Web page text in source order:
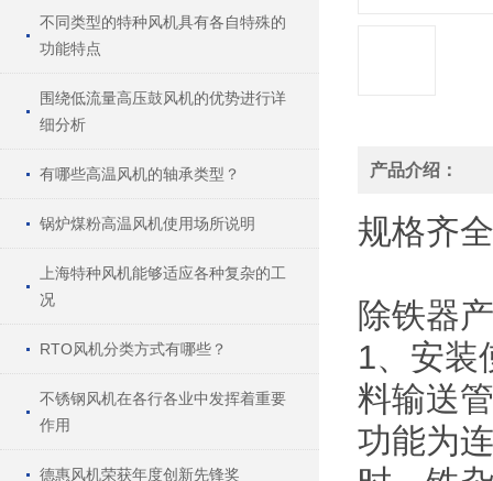
不同类型的特种风机具有各自特殊的
功能特点
围绕低流量高压鼓风机的优势进行详
细分析
有哪些高温风机的轴承类型？
锅炉煤粉高温风机使用场所说明
上海特种风机能够适应各种复杂的工
况
RTO风机分类方式有哪些？
不锈钢风机在各行各业中发挥着重要
作用
德惠风机荣获年度创新先锋奖
产品介绍：
规格齐全
除铁器
1、安装
料输送
功能为